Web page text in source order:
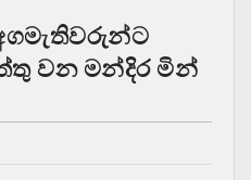
වන මන්දිර මින්